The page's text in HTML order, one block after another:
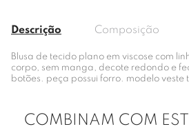
Descrição Composição
Blusa de tecido plano em viscose com
corpo, sem manga, decote redondo e
botões. peça possui forro. modelo veste
COMBINAM COM